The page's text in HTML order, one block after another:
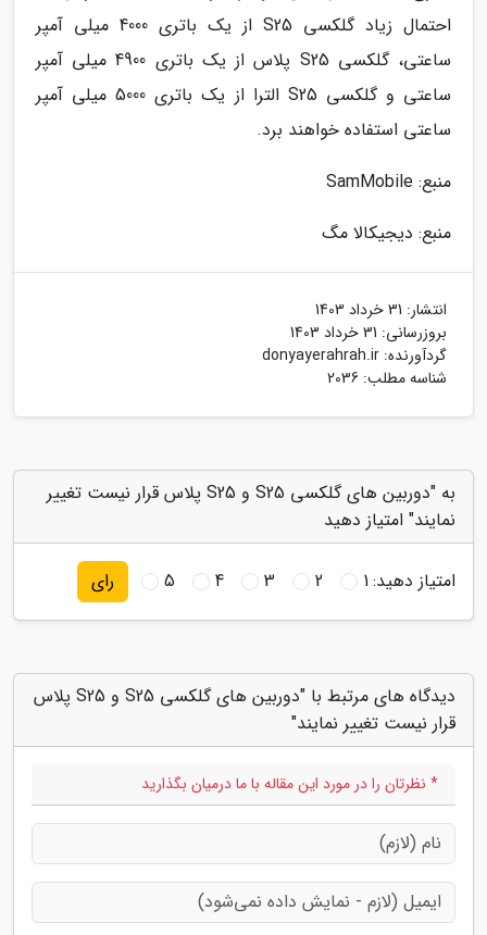
احتمال زیاد گلکسی S25 از یک باتری 4000 میلی آمپر
ساعتی، گلکسی S25 پلاس از یک باتری 4900 میلی آمپر
ساعتی و گلکسی S25 الترا از یک باتری 5000 میلی آمپر
ساعتی استفاده خواهند برد.
منبع: SamMobile
منبع: دیجیکالا مگ
انتشار: 31 خرداد 1403
بروزرسانی: 31 خرداد 1403
گردآورنده: donyayerahrah.ir
شناسه مطلب: 2036
به "دوربین های گلکسی S25 و S25 پلاس قرار نیست تغییر
نمایند" امتیاز دهید
امتیاز دهید:1
2
3
4
5 رای
دیدگاه های مرتبط با "دوربین های گلکسی S25 و S25 پلاس
قرار نیست تغییر نمایند"
* نظرتان را در مورد این مقاله با ما درمیان بگذارید